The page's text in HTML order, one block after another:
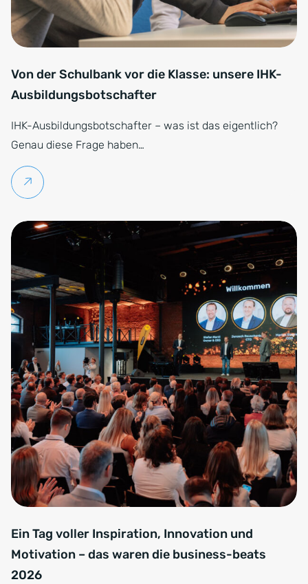
Von der Schulbank vor die Klasse: unsere IHK-
Ausbildungsbotschafter
IHK-Ausbildungsbotschafter – was ist das eigentlich?
Genau diese Frage haben…
Weiterlesen
Ein Tag voller Inspiration, Innovation und
Motivation – das waren die business-beats
2026